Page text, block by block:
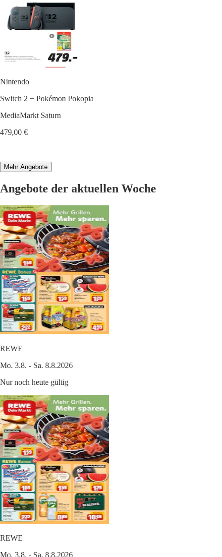
Nintendo
Switch 2 + Pokémon Pokopia
MediaMarkt Saturn
479,00 €
Mehr Angebote
Angebote der aktuellen Woche
REWE
Mo. 3.8. - Sa. 8.8.2026
Nur noch heute gültig
REWE
Mo. 3.8. - Sa. 8.8.2026